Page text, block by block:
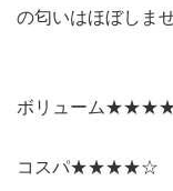
の匂いはほぼしませ
ボリューム
コスパ★★★★☆